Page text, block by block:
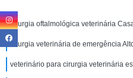
cirurgia oftalmológica veterinária
cirurgia veterinária de emergência
veterinário para cirurgia veterinária